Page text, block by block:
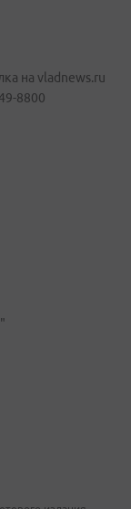
на vladnews.ru
8800